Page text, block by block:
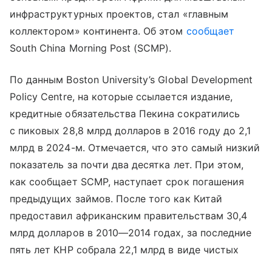
инфраструктурных проектов, стал «главным
коллектором» континента. Об этом сообщает
South China Morning Post (SCMP).
По данным Boston University’s Global Development
Policy Centre, на которые ссылается издание,
кредитные обязательства Пекина сократились
с пиковых 28,8 млрд долларов в 2016 году до 2,1
млрд в 2024-м. Отмечается, что это самый низкий
показатель за почти два десятка лет. При этом,
как сообщает SCMP, наступает срок погашения
предыдущих займов. После того как Китай
предоставил африканским правительствам 30,4
млрд долларов в 2010—2014 годах, за последние
пять лет КНР собрала 22,1 млрд в виде чистых